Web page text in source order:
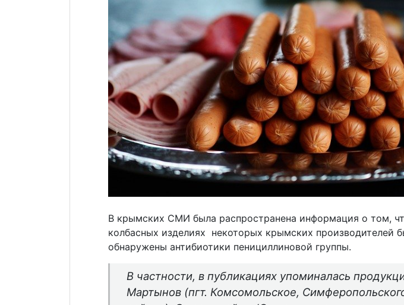
В крымских СМИ была распространена информация о том,
колбасных изделиях некоторых крымских производителей
обнаружены антибиотики пенициллиновой группы.
В частности, в публикациях упоминалась
Мартынов (пгт. Комсомольское,